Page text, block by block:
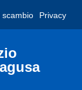
scambio Privacy